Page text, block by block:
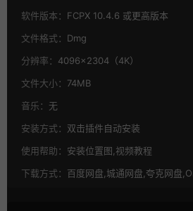
软件版本： FCPX 10.4.6 或更高版本
文件格式： Dmg
分辨率： 4096×2304（4K）
文件大小： 74MB
音乐： 无
安装方式： 双击插件自动安装
使用帮助： 安装位置图,视频教程
下载方式： 百度网盘,城通网盘,夸克网盘